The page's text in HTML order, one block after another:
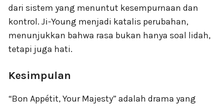
dari sistem yang menuntut kesempurnaan dan
kontrol. Ji-Young menjadi katalis perubahan,
menunjukkan bahwa rasa bukan hanya soal lidah,
tetapi juga hati.
Kesimpulan
“Bon Appétit, Your Majesty” adalah drama yang